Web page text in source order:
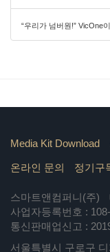
“우리가 넘버원!” VicOne
Media Kit Download
온라인 문의 정기구
스마트앤컴퍼니(주)
사업자등록번호 :
통신판매업신고 :
서울특별시 구로구